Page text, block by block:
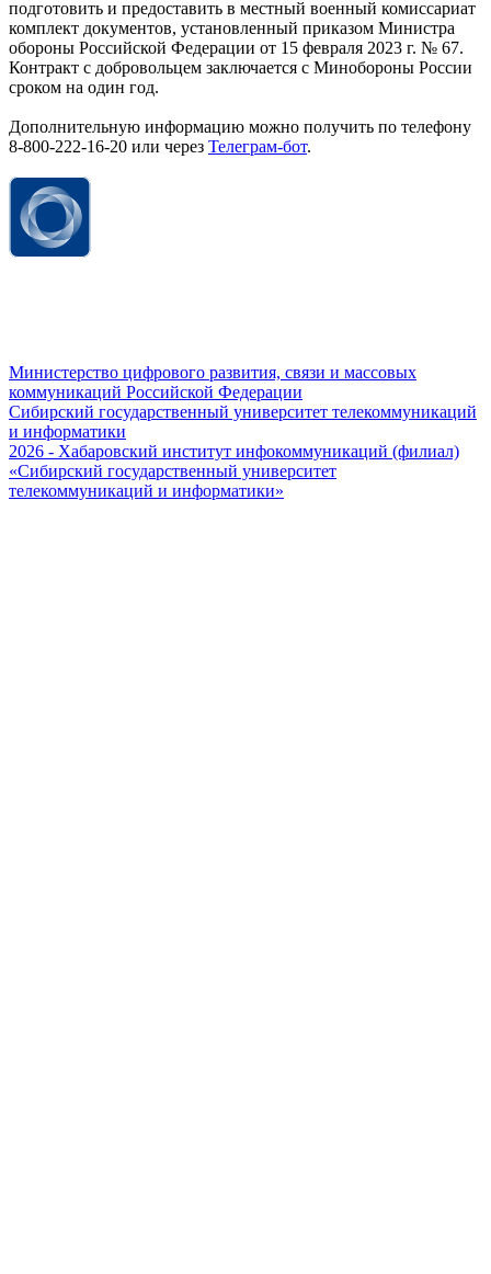
подготовить и предоставить в местный военный комиссариат
комплект документов, установленный приказом Министра
обороны Российской Федерации от 15 февраля 2023 г. № 67.
Контракт с добровольцем заключается с Минобороны России
сроком на один год.
Дополнительную информацию можно получить по телефону
8-800-222-16-20 или через Телеграм-бот.
Министерство цифрового развития, связи и массовых
коммуникаций Российской Федерации
Сибирский государственный университет телекоммуникаций
и информатики
2026 - Хабаровский институт инфокоммуникаций (филиал)
«Сибирский государственный университет
телекоммуникаций и информатики»